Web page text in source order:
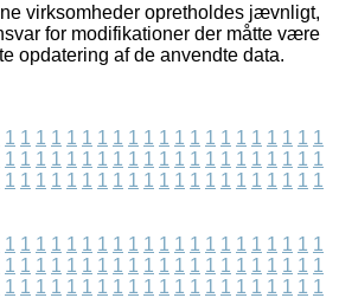
virksomheder opretholdes jævnligt,
for modifikationer der måtte være
opdatering af de anvendte data.
1 1 1 1 1 1 1 1 1 1 1 1 1 1 1 1 1 1 1 1 1
1 1 1 1 1 1 1 1 1 1 1 1 1 1 1 1 1 1 1 1 1
1 1 1 1 1 1 1 1 1 1 1 1 1 1 1 1 1 1 1 1 1
1 1 1 1 1 1 1 1 1 1 1 1 1 1 1 1 1 1 1 1 1
1 1 1 1 1 1 1 1 1 1 1 1 1 1 1 1 1 1 1 1 1
1 1 1 1 1 1 1 1 1 1 1 1 1 1 1 1 1 1 1 1 1